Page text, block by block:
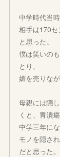
中学時代当
相手は170
と思った。
僕は笑いの
とり、
媚を売りな
母親には隠
くと、胃潰
中学三年に
モノを隠さ
だと思った。